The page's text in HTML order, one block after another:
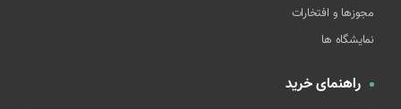
مجوزها و افتخارات
نمایشگاه ها
راهنمای خرید